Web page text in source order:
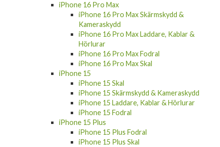
iPhone 16 Pro Max
iPhone 16 Pro Max Skärmskydd &
Kameraskydd
iPhone 16 Pro Max Laddare, Kablar &
Hörlurar
iPhone 16 Pro Max Fodral
iPhone 16 Pro Max Skal
iPhone 15
iPhone 15 Skal
iPhone 15 Skärmskydd & Kameraskydd
iPhone 15 Laddare, Kablar & Hörlurar
iPhone 15 Fodral
iPhone 15 Plus
iPhone 15 Plus Fodral
iPhone 15 Plus Skal